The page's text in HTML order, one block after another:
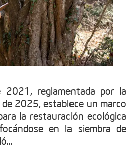
reglamentada por la
2025, establece un marco
la restauración ecológica
en la siembra de